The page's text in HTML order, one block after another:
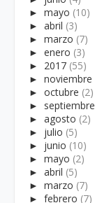
► mayo (10)
► abril (3)
► marzo (7)
► enero (3)
► 2017 (55)
► noviembre
► octubre (2)
► septiembre
► agosto (2)
► julio (5)
► junio (10)
► mayo (2)
► abril (5)
► marzo (7)
► febrero (7)